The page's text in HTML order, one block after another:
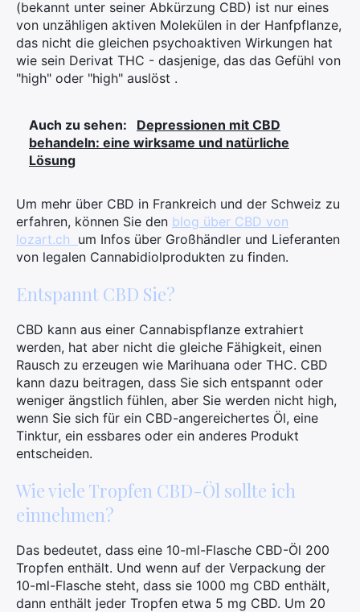
(bekannt unter seiner Abkürzung CBD) ist nur eines
von unzähligen aktiven Molekülen in der Hanfpflanze,
das nicht die gleichen psychoaktiven Wirkungen hat
wie sein Derivat THC - dasjenige, das das Gefühl von
"high" oder "high" auslöst .
Auch zu sehen:
Depressionen mit CBD
behandeln: eine wirksame und natürliche
Lösung
Um mehr über CBD in Frankreich und der Schweiz zu
erfahren, können Sie den blog über CBD von
lozart.ch um Infos über Großhändler und Lieferanten
von legalen Cannabidiolprodukten zu finden.
Entspannt CBD Sie?
CBD kann aus einer Cannabispflanze extrahiert
werden, hat aber nicht die gleiche Fähigkeit, einen
Rausch zu erzeugen wie Marihuana oder THC. CBD
kann dazu beitragen, dass Sie sich entspannt oder
weniger ängstlich fühlen, aber Sie werden nicht high,
wenn Sie sich für ein CBD-angereichertes Öl, eine
Tinktur, ein essbares oder ein anderes Produkt
entscheiden.
Wie viele Tropfen CBD-Öl sollte ich
einnehmen?
Das bedeutet, dass eine 10-ml-Flasche CBD-Öl 200
Tropfen enthält. Und wenn auf der Verpackung der
10-ml-Flasche steht, dass sie 1000 mg CBD enthält,
dann enthält jeder Tropfen etwa 5 mg CBD. Um 20
Suchen
Sie
nach: